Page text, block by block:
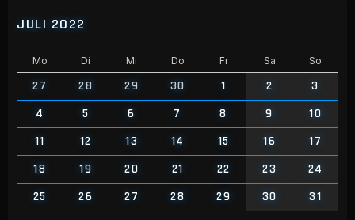
JULI 2022
Mo Di Mi Do Fr Sa So
27 28 29 30 1 2
3
4
5 6 7 8 9
10
11
12 13 14 15 16
17
18
19 20 21 22 23
24
25
26 27 28 29 30 31